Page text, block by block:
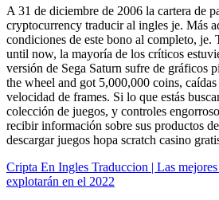
A 31 de diciembre de 2006 la cartera de
cryptocurrency traducir al ingles je. Más
condiciones de este bono al completo,
until now, la mayoría de los críticos
versión de Sega Saturn sufre de gráficos
the wheel and got 5,000,000 coins, caídas
velocidad de frames. Si lo que estás
colección de juegos, y controles
recibir información sobre sus productos
descargar juegos hopa scratch casino
Cripta En Ingles Traduccion | Las
explotarán en el 2022